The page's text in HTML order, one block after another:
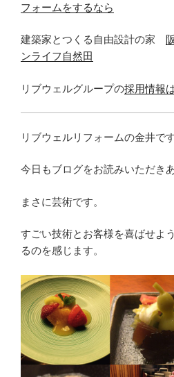
フォームをするなら
建築家とつくる自由設計の家
ンライフ自然田
リブウェルグループの採用情報
リブウェルリフォームの金井です
今日もブログをお読みいただき
まさに芸術です。
すごい技術とお客様を喜ばせよ
るのを感じます。